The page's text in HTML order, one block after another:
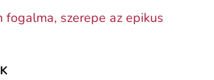
szerepe az epikus